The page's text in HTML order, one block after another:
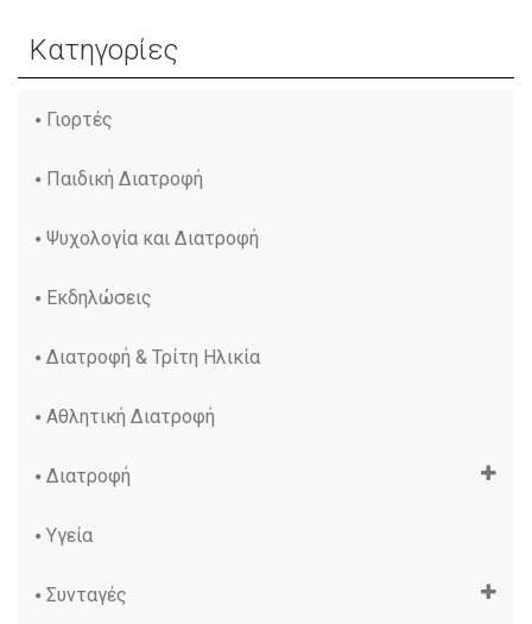
Κατηγορίες
Γιορτές
Παιδική Διατροφή
Ψυχολογία και Διατροφή
Εκδηλώσεις
Διατροφή & Τρίτη Ηλικία
Αθλητική Διατροφή
Διατροφή
Υγεία
Συνταγές